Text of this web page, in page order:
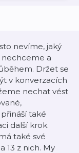
nevíme, jaký
nechceme a
Držet se
v konverzacích
nechat vést
také
další krok.
také své
13 z nich. My